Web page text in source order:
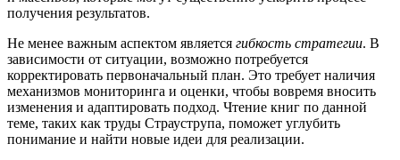
получения результатов.
Не менее важным аспектом является гибкость стратегии. В
зависимости от ситуации, возможно потребуется
корректировать первоначальный план. Это требует наличия
механизмов мониторинга и оценки, чтобы вовремя вносить
изменения и адаптировать подход. Чтение книг по данной
теме, таких как труды Страуструпа, поможет углубить
понимание и найти новые идеи для реализации.